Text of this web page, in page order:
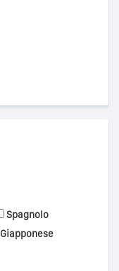
Spagnolo
Giapponese